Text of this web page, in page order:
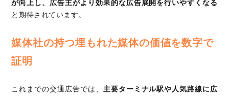
が向上し、広告主がより効果的な広告展開を行いやすくなる
と期待されています。
媒体社の持つ埋もれた媒体の価値を数字で
証明
これまでの交通広告では、 主要ターミナル駅や人気路線に広